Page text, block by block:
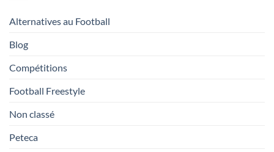
Alternatives au Football
Blog
Compétitions
Football Freestyle
Non classé
Peteca